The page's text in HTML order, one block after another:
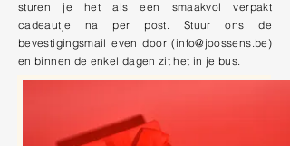
sturen je het als een smaakvol verpakt
cadeautje na per post. Stuur ons de
bevestigingsmail even door ( info@joossens.be )
en binnen de enkel dagen zit het in je bus.